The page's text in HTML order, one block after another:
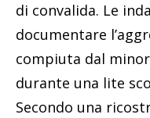
di convalida. Le
documentare
compiuta dal
durante una lite
Secondo una